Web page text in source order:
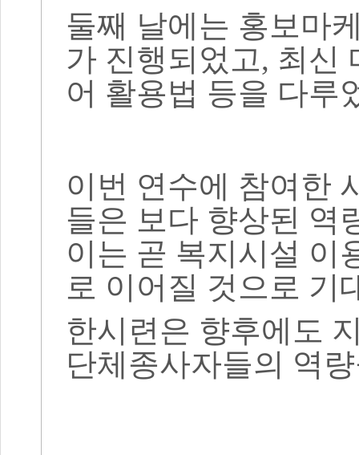
둘째 날에는 홍보마
가 진행되었고, 최신
어 활용법 등을 다루
이번 연수에 참여한
들은 보다 향상된 역
이는 곧 복지시설 이
로 이어질 것으로 기
한시련은 향후에도
단체종사자들의 역